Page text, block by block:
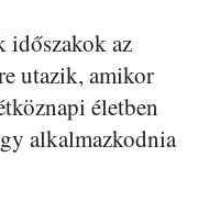
időszakok az
utazik, amikor
életben
alkalmazkodnia